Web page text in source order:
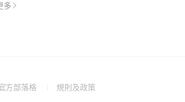
多
方部落格
(Open規則及政策(Open